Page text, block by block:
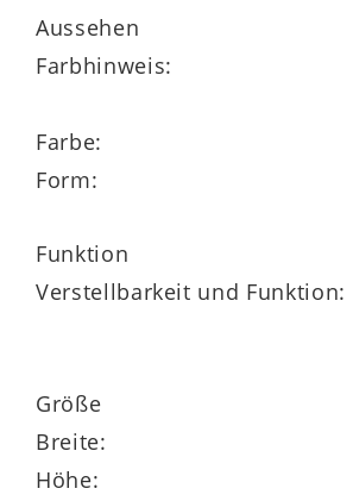
Aussehen
Farbhinweis:
Farbe:
Form:
Funktion
Verstellbarkeit und Funktion:
Größe
Breite:
Höhe: